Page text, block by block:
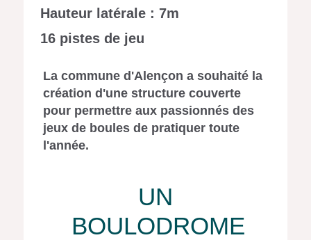
Hauteur latérale : 7m
16 pistes de jeu
La commune d'Alençon a souhaité la
création d'une structure couverte
pour permettre aux passionnés des
jeux de boules de pratiquer toute
l'année.
UN
BOULODROME